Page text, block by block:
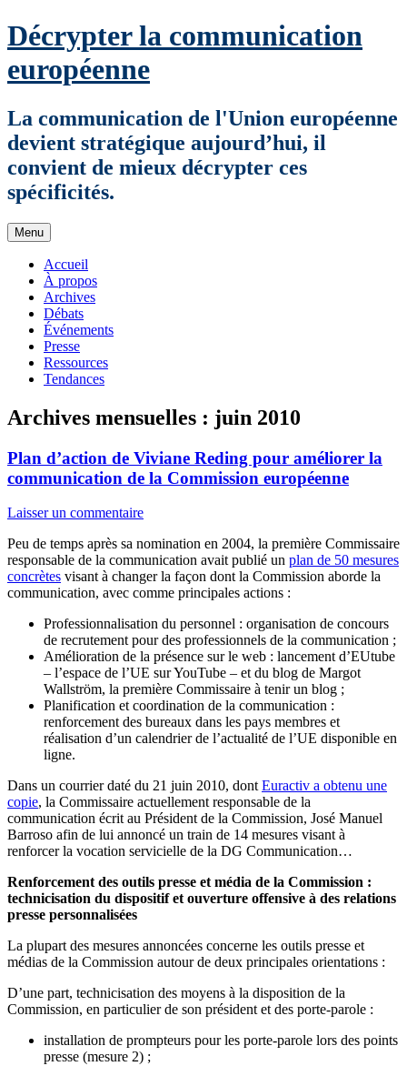
Aller
au
Décrypter la communication
européenne
La communication de l'Union européenne
devient stratégique aujourd’hui, il
convient de mieux décrypter ces
spécificités.
Menu
Accueil
À propos
Archives
Débats
Événements
Presse
Ressources
Tendances
Archives mensuelles : juin 2010
Plan d’action de Viviane Reding pour améliorer la
communication de la Commission européenne
Laisser un commentaire
Peu de temps après sa nomination en 2004, la première Commissaire
responsable de la communication avait publié un plan de 50 mesures
concrètes visant à changer la façon dont la Commission aborde la
communication, avec comme principales actions :
Professionnalisation du personnel : organisation de concours
de recrutement pour des professionnels de la communication ;
Amélioration de la présence sur le web : lancement d’EUtube
– l’espace de l’UE sur YouTube – et du blog de Margot
Wallström, la première Commissaire à tenir un blog ;
Planification et coordination de la communication :
renforcement des bureaux dans les pays membres et
réalisation d’un calendrier de l’actualité de l’UE disponible en
ligne.
Dans un courrier daté du 21 juin 2010, dont Euractiv a obtenu une
copie, la Commissaire actuellement responsable de la
communication écrit au Président de la Commission, José Manuel
Barroso afin de lui annoncé un train de 14 mesures visant à
renforcer la vocation servicielle de la DG Communication…
Renforcement des outils presse et média de la Commission :
technicisation du dispositif et ouverture offensive à des relations
presse personnalisées
La plupart des mesures annoncées concerne les outils presse et
médias de la Commission autour de deux principales orientations :
D’une part, technicisation des moyens à la disposition de la
Commission, en particulier de son président et des porte-parole :
installation de prompteurs pour les porte-parole lors des points
presse (mesure 2) ;